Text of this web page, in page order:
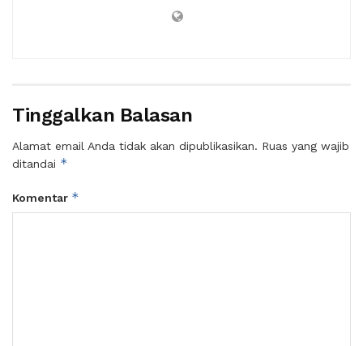
Tinggalkan Balasan
Alamat email Anda tidak akan dipublikasikan. Ruas yang wajib
ditandai *
Komentar *